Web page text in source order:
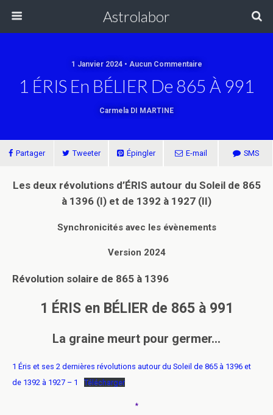
Astrolabor
1 Janvier 2024 • Aucun Commentaire
1 ÉRIS En BÉLIER De 865 À 991
Carmela DI MARTINE
Partager Tweeter Épingler E-mail SMS
Les deux révolutions d’ÉRIS autour du Soleil de 865
à 1396 (I) et de 1392 à 1927 (II)
Synchronicités avec les évènements
Version 2024
Révolution solaire de 865 à 1396
1 ÉRIS en BÉLIER de 865 à 991
La graine meurt pour germer…
1 Éris et ses 2 dernières révolutions autour du Soleil de 865 à 1396 et
de 1392 à 1927 – 1
Télécharger
*